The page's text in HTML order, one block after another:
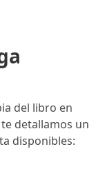
del libro en
detallamos un
disponibles: